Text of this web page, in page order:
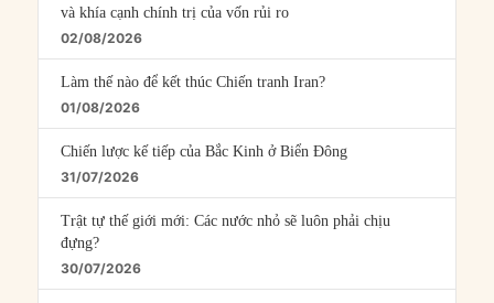
và khía cạnh chính trị của vốn rủi ro
02/08/2026
Làm thế nào để kết thúc Chiến tranh Iran?
01/08/2026
Chiến lược kế tiếp của Bắc Kinh ở Biển Đông
31/07/2026
Trật tự thế giới mới: Các nước nhỏ sẽ luôn phải chịu
đựng?
30/07/2026